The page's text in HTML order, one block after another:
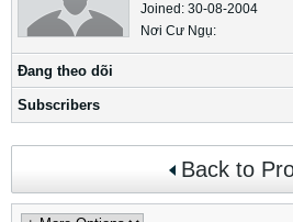
Joined: 30-08-2004
Nơi Cư Ngụ:
Ðang theo dõi
Subscribers
Back to